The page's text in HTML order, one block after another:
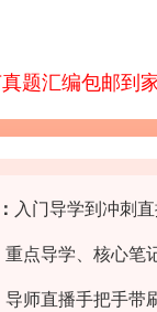
题汇编包邮到
入门导学到冲刺
重点导学、核心笔
导师直播手把手带